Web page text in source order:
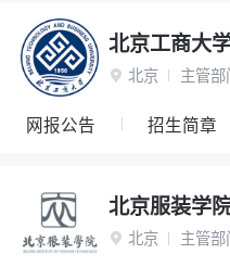
北京工商大
 北京 主管部
网报公告 招生简章
北京服装学
 北京 主管部